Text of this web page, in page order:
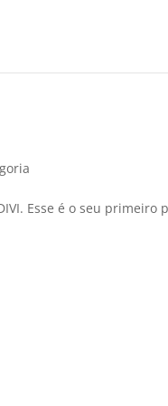
Esse é o seu primeiro